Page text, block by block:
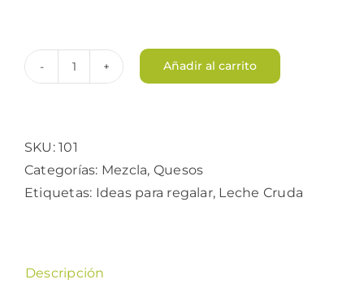
Valle
cantidad
Añadir al carrito
SKU:101
Categorías: Mezcla, Quesos
Etiquetas: Ideas para regalar, Leche Cruda
Descripción